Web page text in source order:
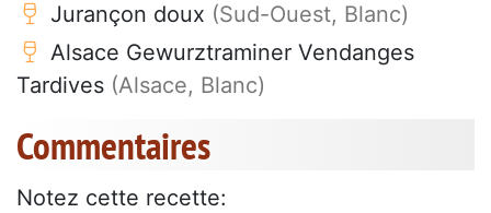
Jurançon doux (Sud-Ouest, Blanc)
Alsace Gewurztraminer Vendanges
Tardives (Alsace, Blanc)
Commentaires
Notez cette recette: